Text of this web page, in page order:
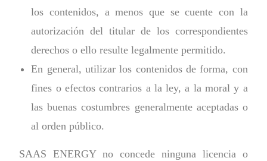
los contenidos, a menos que se cuente con la
autorización del titular de los correspondientes
derechos o ello resulte legalmente permitido.
En general, utilizar los contenidos de forma, con
fines o efectos contrarios a la ley, a la moral y a
las buenas costumbres generalmente aceptadas o
al orden público.
SAAS ENERGY no concede ninguna licencia o